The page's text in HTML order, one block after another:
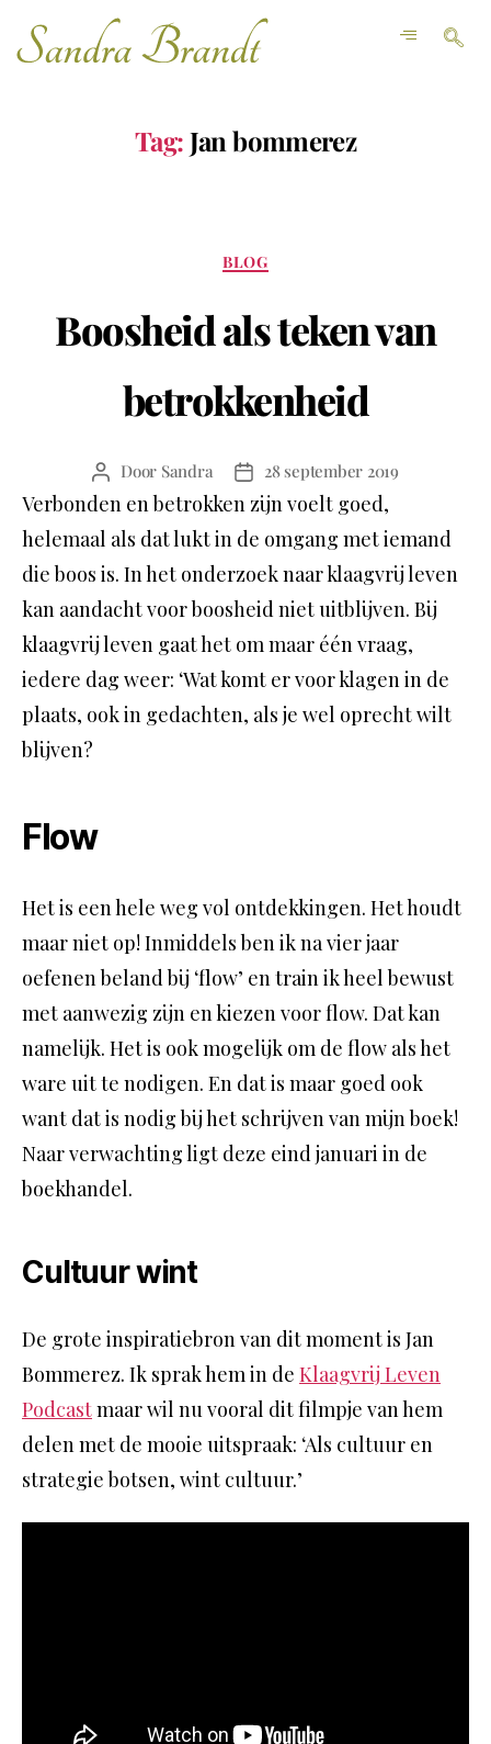
Tag:Jan bommerez
BLOG
Boosheid als teken van
betrokkenheid
Door Sandra 28 september 2019
Verbonden en betrokken zijn voelt goed,
helemaal als dat lukt in de omgang met iemand
die boos is. In het onderzoek naar klaagvrij leven
kan aandacht voor boosheid niet uitblijven. Bij
klaagvrij leven gaat het om maar één vraag,
iedere dag weer: ‘Wat komt er voor klagen in de
plaats, ook in gedachten, als je wel oprecht wilt
blijven?
Flow
Het is een hele weg vol ontdekkingen. Het houdt
maar niet op! Inmiddels ben ik na vier jaar
oefenen beland bij ‘flow’ en train ik heel bewust
met aanwezig zijn en kiezen voor flow. Dat kan
namelijk. Het is ook mogelijk om de flow als het
ware uit te nodigen. En dat is maar goed ook
want dat is nodig bij het schrijven van mijn boek!
Naar verwachting ligt deze eind januari in de
boekhandel.
Cultuur wint
De grote inspiratiebron van dit moment is Jan
Bommerez. Ik sprak hem in de Klaagvrij Leven
Podcastmaar wil nu vooral dit filmpje van hem
delen met de mooie uitspraak: ‘Als cultuur en
strategie botsen, wint cultuur.’